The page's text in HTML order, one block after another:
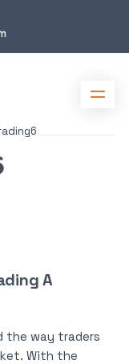
A
the way traders
With the